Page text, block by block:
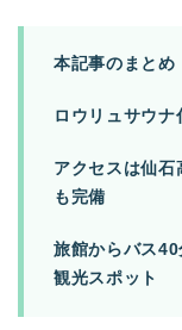
本記事のまとめ
ロウリュサウナ
アクセスは仙
も完備
旅館からバス
観光スポット